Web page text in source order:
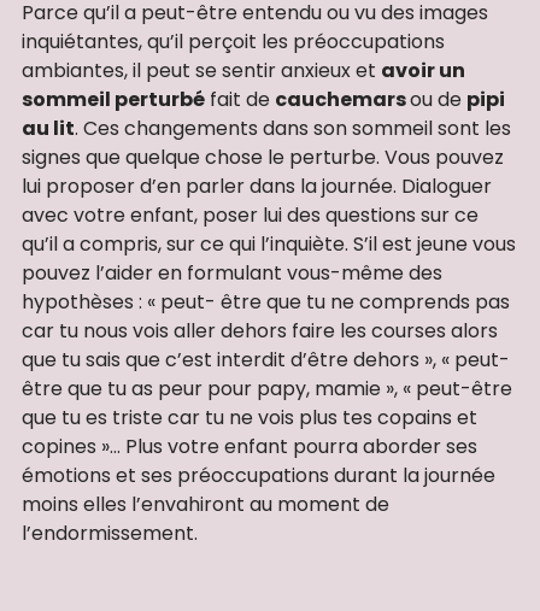
Parce qu’il a peut-être entendu ou vu des images
inquiétantes, qu’il perçoit les préoccupations
ambiantes, il peut se sentir anxieux et avoir un
sommeil perturbé fait de cauchemarsou de pipi
au lit. Ces changements dans son sommeil sont les
signes que quelque chose le perturbe. Vous pouvez
lui proposer d’en parler dans la journée. Dialoguer
avec votre enfant, poser lui des questions sur ce
qu’il a compris, sur ce qui l’inquiète. S’il est jeune vous
pouvez l’aider en formulant vous-même des
hypothèses : « peut- être que tu ne comprends pas
car tu nous vois aller dehors faire les courses alors
que tu sais que c’est interdit d’être dehors », « peut-
être que tu as peur pour papy, mamie », « peut-être
que tu es triste car tu ne vois plus tes copains et
copines »… Plus votre enfant pourra aborder ses
émotions et ses préoccupations durant la journée
moins elles l’envahiront au moment de
l’endormissement.